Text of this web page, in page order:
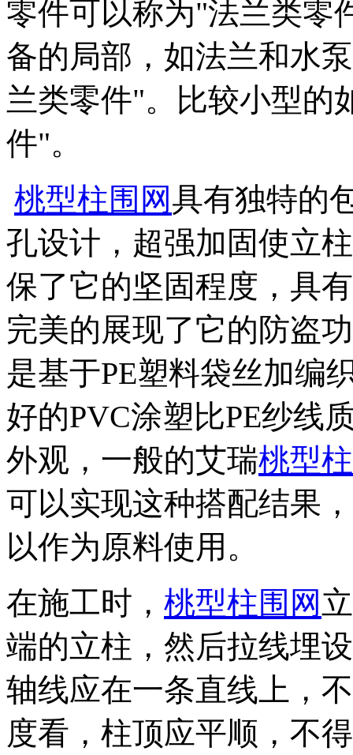
零件可以称为"法兰类零
备的局部，如法兰和水
兰类零件"。比较小型的
件"。
桃型柱围网具有独特的
孔设计，超强加固使立
保了它的坚固程度，具
完美的展现了它的防盗
是基于PE塑料袋丝加编
好的PVC涂塑比PE纱线
外观，一般的艾瑞桃型
可以实现这种搭配结果
以作为原料使用。
在施工时， 桃型柱围网
端的立柱，然后拉线埋
轴线应在一条直线上，
度看，柱顶应平顺，不